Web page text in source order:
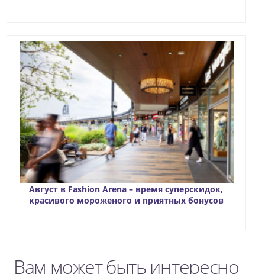
Август в Fashion Arena – время суперскидок,
красивого мороженого и приятных бонусов
Вам может быть интересно